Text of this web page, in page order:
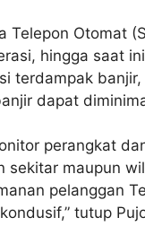
Telepon Otomat
hingga saat
terdampak
dapat
perangkat
sekitar maupun
pelanggan
tutup